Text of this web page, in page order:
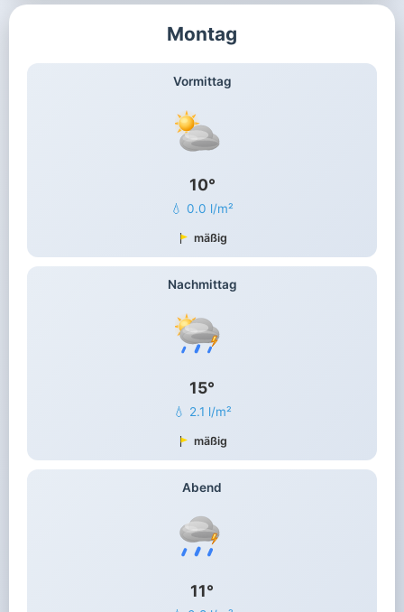
Montag
Vormittag
10°
💧 0.0 l/m²
mäßig
Nachmittag
15°
💧 2.1 l/m²
mäßig
Abend
11°